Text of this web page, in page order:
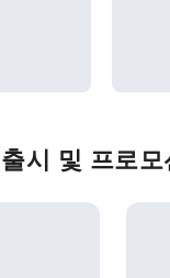
시 및 프로모